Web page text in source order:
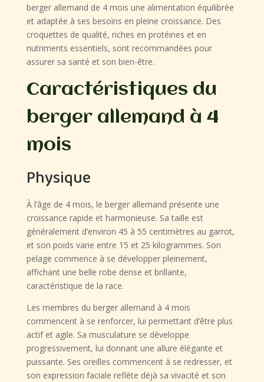
berger allemand de 4 mois une alimentation équilibrée
et adaptée à ses besoins en pleine croissance. Des
croquettes de qualité, riches en protéines et en
nutriments essentiels, sont recommandées pour
assurer sa santé et son bien-être.
Caractéristiques du
berger allemand à 4
mois
Physique
À l’âge de 4 mois, le berger allemand présente une
croissance rapide et harmonieuse. Sa taille est
généralement d’environ 45 à 55 centimètres au garrot,
et son poids varie entre 15 et 25 kilogrammes. Son
pelage commence à se développer pleinement,
affichant une belle robe dense et brillante,
caractéristique de la race.
Les membres du berger allemand à 4 mois
commencent à se renforcer, lui permettant d’être plus
actif et agile. Sa musculature se développe
progressivement, lui donnant une allure élégante et
puissante. Ses oreilles commencent à se redresser, et
son expression faciale reflète déjà sa vivacité et son